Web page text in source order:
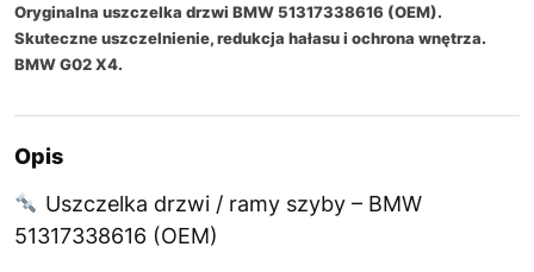
Oryginalna uszczelka drzwi BMW 51317338616 (OEM).
Skuteczne uszczelnienie, redukcja hałasu i ochrona wnętrza.
BMW G02 X4.
Opis
Uszczelka drzwi / ramy szyby – BMW
51317338616 (OEM)